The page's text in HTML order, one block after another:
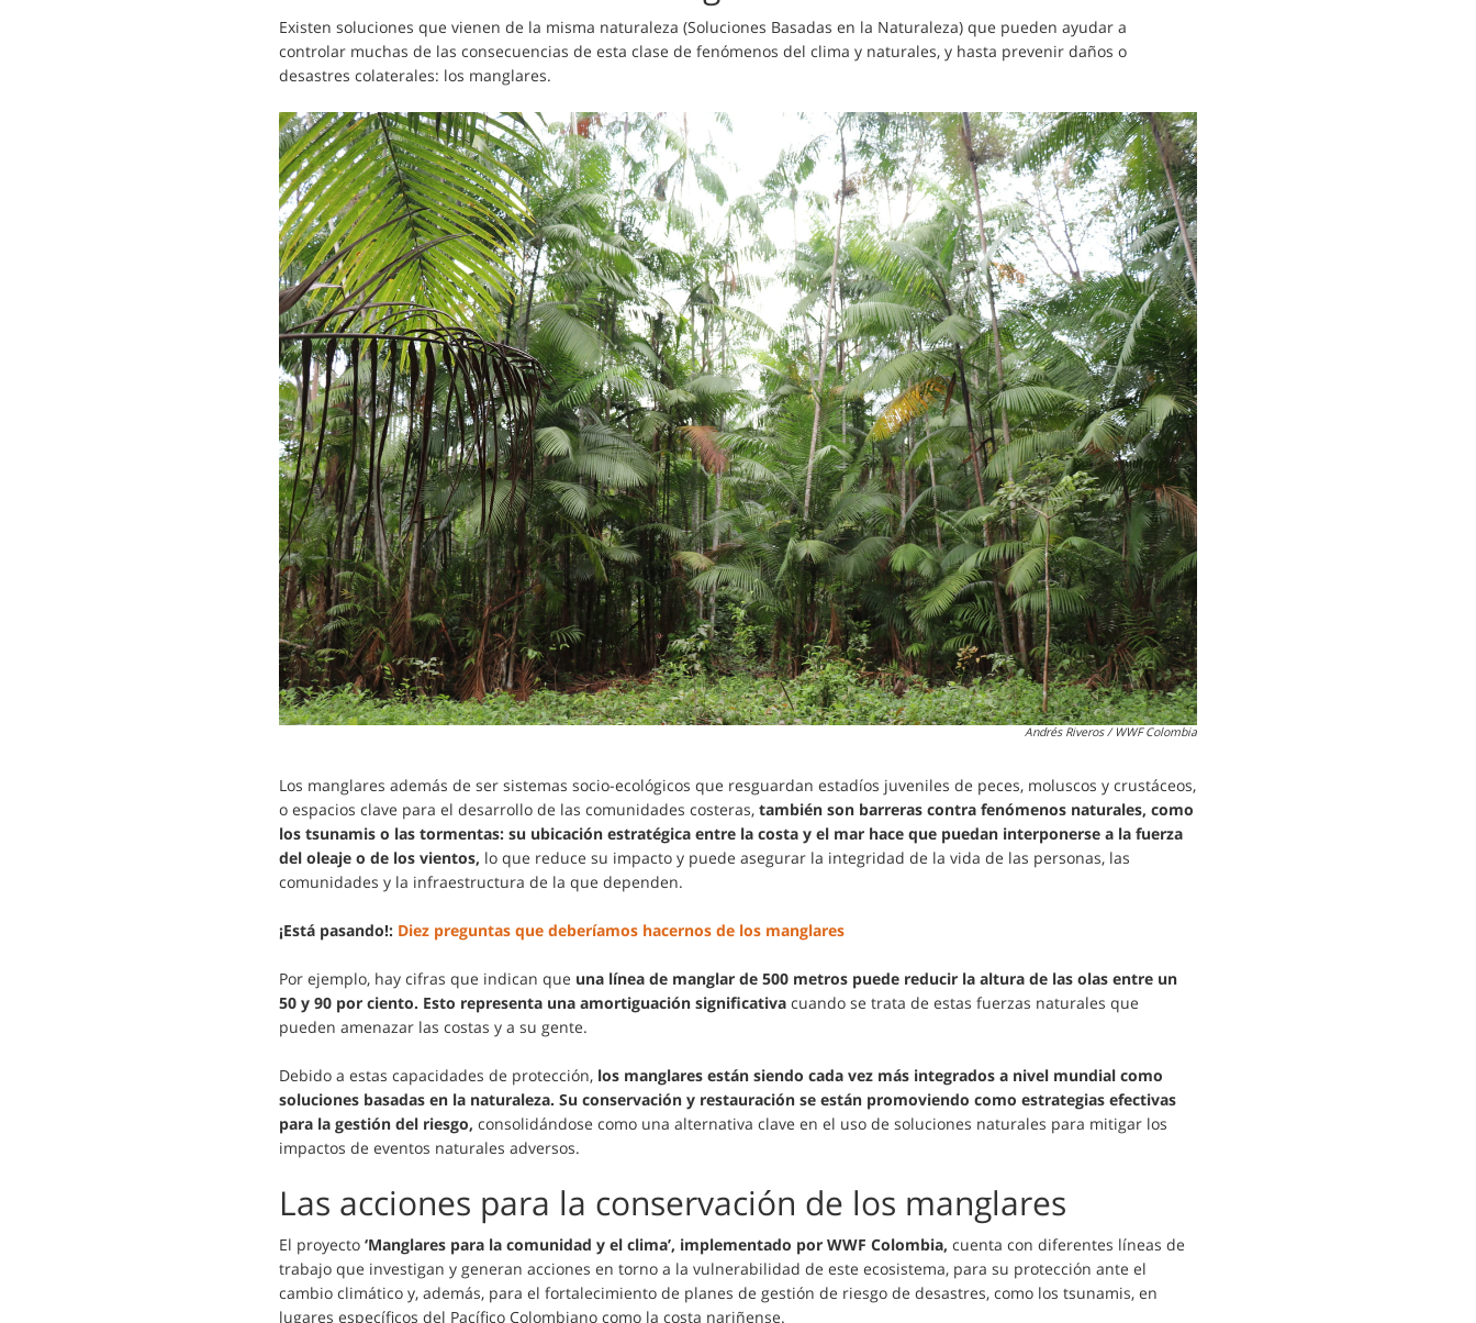
Existen soluciones que vienen de la misma naturaleza (Soluciones Basadas en la Naturaleza) que pueden ayudar a
controlar muchas de las consecuencias de esta clase de fenómenos del clima y naturales, y hasta prevenir daños o
desastres colaterales: los manglares.
Andrés Riveros / WWF Colombia
Los manglares además de ser sistemas socio-ecológicos que resguardan estadíos juveniles de peces, moluscos y crustáceos,
o espacios clave para el desarrollo de las comunidades costeras, también son barreras contra fenómenos naturales, como
los tsunamis o las tormentas: su ubicación estratégica entre la costa y el mar hace que puedan interponerse a la fuerza
del oleaje o de los vientos, lo que reduce su impacto y puede asegurar la integridad de la vida de las personas, las
comunidades y la infraestructura de la que dependen.
¡Está pasando!: Diez preguntas que deberíamos hacernos de los manglares
Por ejemplo, hay cifras que indican que una línea de manglar de 500 metros puede reducir la altura de las olas entre un
50 y 90 por ciento. Esto representa una amortiguación significativacuando se trata de estas fuerzas naturales que
pueden amenazar las costas y a su gente.
Debido a estas capacidades de protección,los manglares están siendo cada vez más integrados a nivel mundial como
soluciones basadas en la naturaleza. Su conservación y restauración se están promoviendo como estrategias efectivas
para la gestión del riesgo, consolidándose como una alternativa clave en el uso de soluciones naturales para mitigar los
impactos de eventos naturales adversos.
Las acciones para la conservación de los manglares
El proyecto ‘Manglares para la comunidad y el clima’, implementado por WWF Colombia, cuenta con diferentes líneas de
trabajo que investigan y generan acciones en torno a la vulnerabilidad de este ecosistema, para su protección ante el
cambio climático y, además, para el fortalecimiento de planes de gestión de riesgo de desastres, como los tsunamis, en
lugares específicos del Pacífico Colombiano como la costa nariñense.